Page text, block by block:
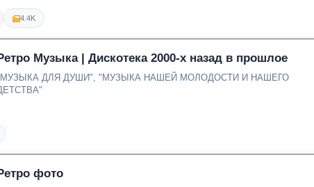
4.4K
Музыка | Дискотека 2000-х назад в прошлое
ДЛЯ ДУШИ", "МУЗЫКА НАШЕЙ МОЛОДОСТИ И НАШЕГО
фото